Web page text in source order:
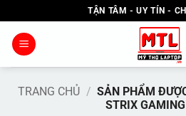
qua
nội
TẬN TÂM - UY TÍN -
TRANG CHỦ / SẢN PHẨM
STRIX